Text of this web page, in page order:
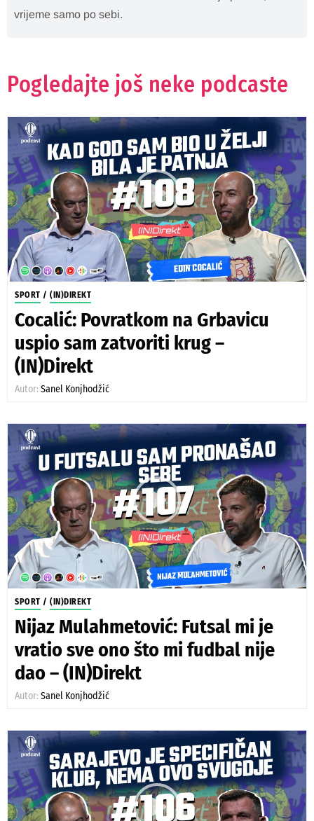
vrijeme samo po sebi.
Pogledajte još neke podcaste
SPORT / (IN)DIREKT
Cocalić: Povratkom na Grbavicu
uspio sam zatvoriti krug –
(IN)Direkt
Autor: Sanel Konjhodžić
SPORT / (IN)DIREKT
Nijaz Mulahmetović: Futsal mi je
vratio sve ono što mi fudbal nije
dao – (IN)Direkt
Autor: Sanel Konjhodžić